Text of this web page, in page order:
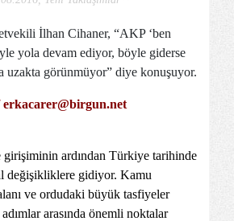
İlhan Cihaner, “AKP ‘ben
yola devam ediyor, böyle giderse
uzakta görünmüyor” diye konuşuyor.
erkacarer@birgun.net
girişiminin ardından Türkiye tarihinde
değişikliklere gidiyor. Kamu
ve ordudaki büyük tasfiyeler
arasında önemli noktalar